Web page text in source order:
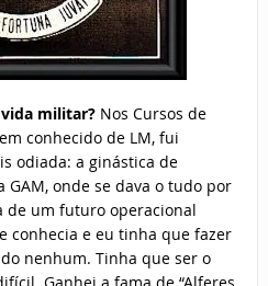
militar?Nos Cursos de
conhecido de LM, fui
odiada: a ginástica de
onde se dava o tudo por
de um futuro operacional
conhecia e eu tinha que fazer
nenhum. Tinha que ser o